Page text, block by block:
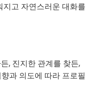
고 자연스러운 대화를
, 진지한 관계를 찾든,
과 의도에 따라 프로필